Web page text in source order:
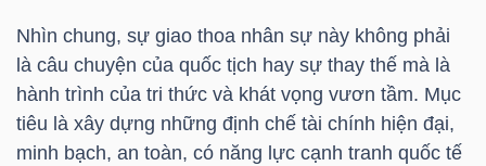
Nhìn chung, sự giao thoa nhân sự này không phải
là câu chuyện của quốc tịch hay sự thay thế mà là
hành trình của tri thức và khát vọng vươn tầm. Mục
tiêu là xây dựng những định chế tài chính hiện đại,
minh bạch, an toàn, có năng lực cạnh tranh quốc tế
(-)
Bài
viết